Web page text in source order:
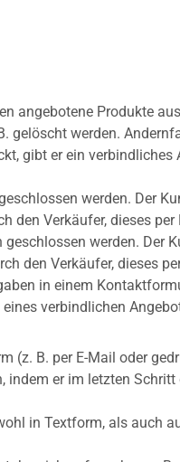
angebotene Produkte
werden.
gibt er ein
werden. Der
den Verkäufer, dieses per
werden. Der
den Verkäufer, dieses
in einem
verbindlichen
(z. B. per E-Mail oder
er im letzten
in Textform, als auch